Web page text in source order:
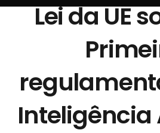
Lei da UE
Inteligência